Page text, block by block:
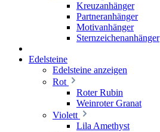
Kreuzanhänger
Partneranhänger
Motivanhänger
Sternzeichenanhänger
Edelsteine
Edelsteine anzeigen
Rot
Roter Rubin
Weinroter Granat
Violett
Lila Amethyst